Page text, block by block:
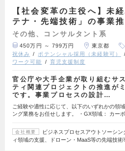
【社会変革の主役へ】未
テナ・先端技術」の事業
その他、コンサルタント系
450万円 ～ 799万円 東京都
祝休み
ポテンシャル採用（未経験可）
ワーク可能
育児支援制度
官公庁や大手企業が取り組むサ
ティ関連プロジェクトの推進が
です。事業プロセスの設計…
ご経験や適性に応じて、以下のいずれかの領
ング業務をお任せします。 ・GX領域： カー
会社概要
ビジネスプロセスアウトソーシ
ィ領域の支援、ドローン・MaaS等の先端技術